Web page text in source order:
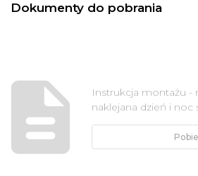
Dokumenty do pobrania
Instrukcja montażu -
naklejana dzień i noc